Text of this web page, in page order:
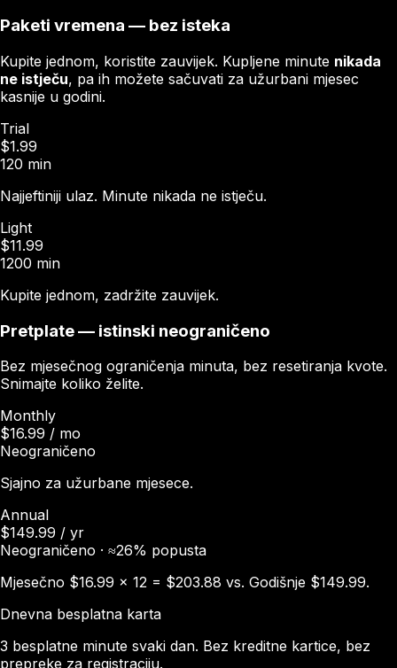
Paketi vremena — bez isteka
Kupite jednom, koristite zauvijek. Kupljene minute nikada
ne istječu, pa ih možete sačuvati za užurbani mjesec
kasnije u godini.
Trial
$1.99
120 min
Najjeftiniji ulaz. Minute nikada ne istječu.
Light
$11.99
1200 min
Kupite jednom, zadržite zauvijek.
Pretplate — istinski neograničeno
Bez mjesečnog ograničenja minuta, bez resetiranja kvote.
Snimajte koliko želite.
Monthly
$16.99 / mo
Neograničeno
Sjajno za užurbane mjesece.
Annual
$149.99 / yr
Neograničeno · ≈26% popusta
Mjesečno $16.99 × 12 = $203.88 vs. Godišnje $149.99.
Dnevna besplatna karta
3 besplatne minute svaki dan. Bez kreditne kartice, bez
prepreke za registraciju.